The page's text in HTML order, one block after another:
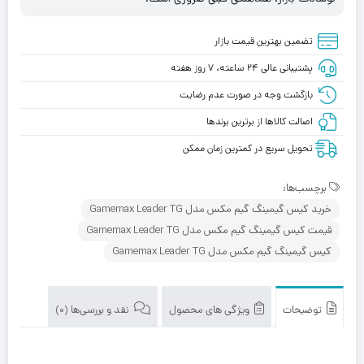
تضمین بهترین قیمت بازار
پشتیبانی عالی ۲۴ ساعته، ۷ روز هفته
بازگشت وجه در صورت عدم رضایت
اصالت کالاها از برترین برندها
تحویل سریع در کمترین زمان ممکن
برچسب‌ها:
خرید کیس گیمینگ گیم مکس مدل Gamemax Leader TG
قیمت کیس گیمینگ گیم مکس مدل Gamemax Leader TG
کیس گیمینگ گیم مکس مدل Gamemax Leader TG
توضیحات ویژگی های محصول نقد و بررسی‌ها (0)